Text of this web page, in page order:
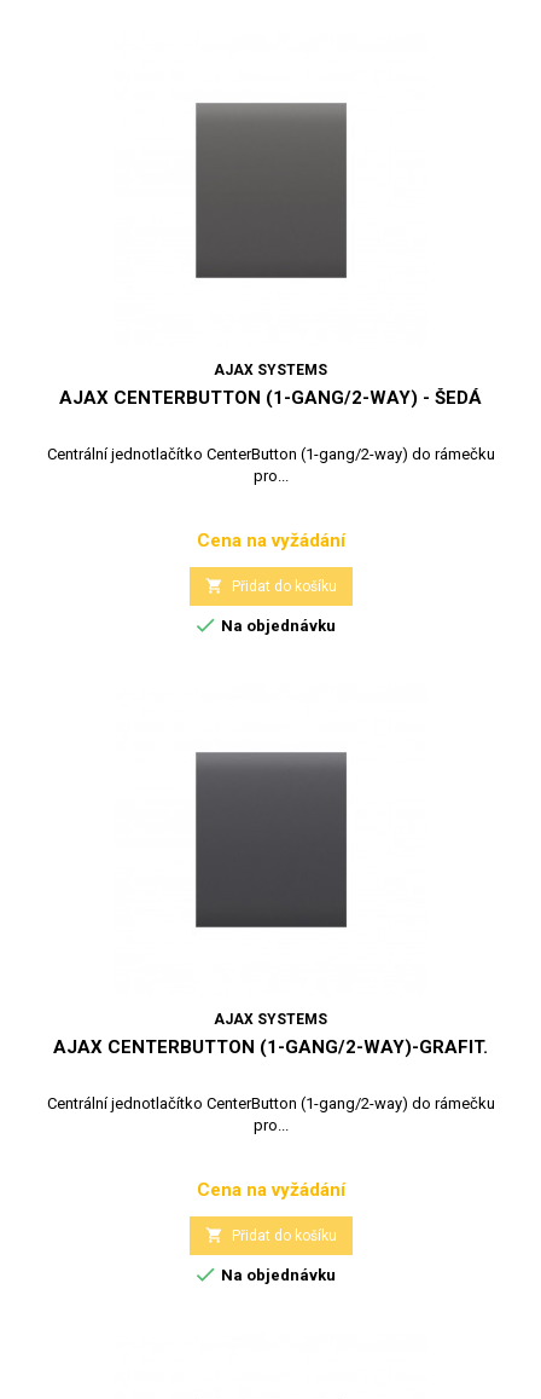
AJAX SYSTEMS
AJAX CENTERBUTTON (1-GANG/2-WAY) - ŠEDÁ
Centrální jednotlačítko CenterButton (1-gang/2-way) do rámečku
pro...
Cena
Cena na vyžádání
 Přidat do košíku
 Na objednávku
AJAX SYSTEMS
AJAX CENTERBUTTON (1-GANG/2-WAY)-GRAFIT.
Centrální jednotlačítko CenterButton (1-gang/2-way) do rámečku
pro...
Cena
Cena na vyžádání
 Přidat do košíku
 Na objednávku